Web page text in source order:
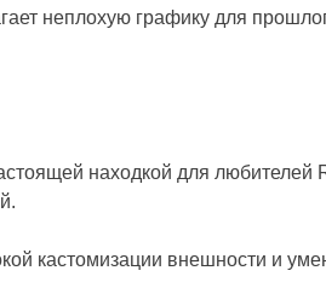
неплохую графику для
находкой для
кастомизации внешности и